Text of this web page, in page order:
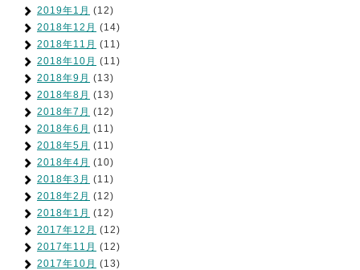
2019年1月 (12)
2018年12月 (14)
2018年11月 (11)
2018年10月 (11)
2018年9月 (13)
2018年8月 (13)
2018年7月 (12)
2018年6月 (11)
2018年5月 (11)
2018年4月 (10)
2018年3月 (11)
2018年2月 (12)
2018年1月 (12)
2017年12月 (12)
2017年11月 (12)
2017年10月 (13)